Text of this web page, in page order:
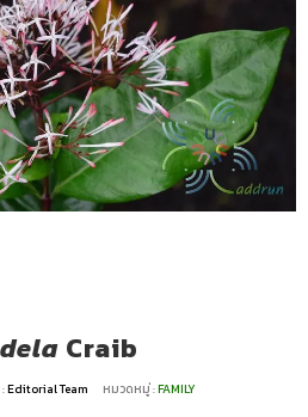
Craib
Editorial Team หมวดหมู่ :FAMILY